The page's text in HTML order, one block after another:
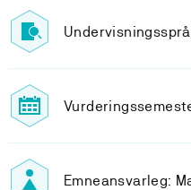
Emneansvarleg: